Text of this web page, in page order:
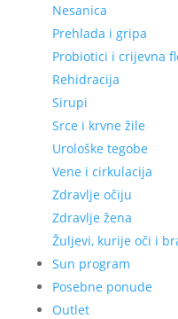
Nesanica
Prehlada i gripa
Probiotici i crijevna
Rehidracija
Sirupi
Srce i krvne žile
Urološke tegobe
Vene i cirkulacija
Zdravlje očiju
Zdravlje žena
Žuljevi, kurije oči i
Sun program
Posebne ponude
Outlet